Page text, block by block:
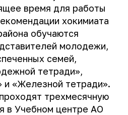
время для работы
хокимиата
обучаются
молодежи,
семей,
тетради»,
и «Железной тетради».
трехмесячную
в Учебном центре АО